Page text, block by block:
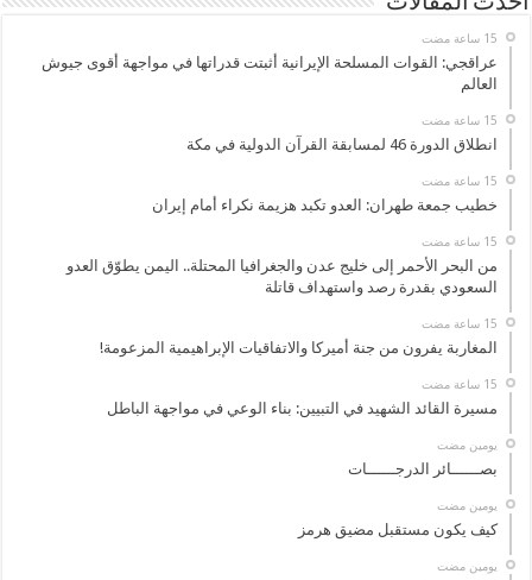
عراقجي: القوات المسلحة الإيرانية أثبتت قدراتها في مواجهة أقوى جيوش
العالم
انطلاق الدورة 46 لمسابقة القرآن الدولية في مكة
خطيب جمعة طهران: العدو تكبد هزيمة نكراء أمام إيران
من البحر الأحمر إلى خليج عدن والجغرافيا المحتلة.. اليمن يطوّق العدو
السعودي بقدرة رصد واستهداف قاتلة
المغاربة يفرون من جنة أميركا والاتفاقيات الإبراهيمية المزعومة!
مسيرة القائد الشهيد في التبيين: بناء الوعي في مواجهة الباطل
‏يومين مضت
بصــــــائر الدرجــــــات
‏يومين مضت
كيف يكون مستقبل مضيق هرمز
‏يومين مضت